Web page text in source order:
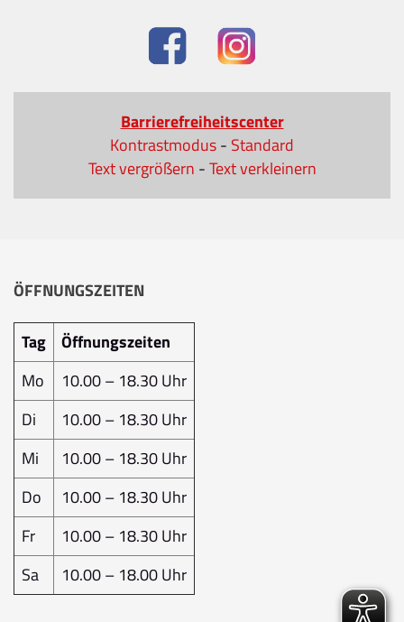
Barrierefreiheitscenter
Kontrastmodus- Standard
Text vergrößern -Text verkleinern
ÖFFNUNGSZEITEN
Tag
Öffnungszeiten
Mo
10.00 – 18.30 Uhr
Di
10.00 – 18.30 Uhr
Mi
10.00 – 18.30 Uhr
Do
10.00 – 18.30 Uhr
Fr
10.00 – 18.30 Uhr
Sa
10.00 – 18.00 Uhr